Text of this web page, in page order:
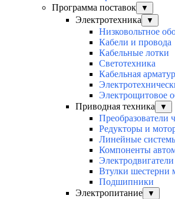
Программа поставок
▼
Электротехника ▼
Низковольтное
Кабели и провода
Кабельные лотки
Светотехника
Кабельная
Электрощитовое
Приводная техника
▼
Преобразователи
Редукторы и
Линейные
Компоненты
Электродвигатели
Втулки шестерни
Подшипники
Электропитание
▼